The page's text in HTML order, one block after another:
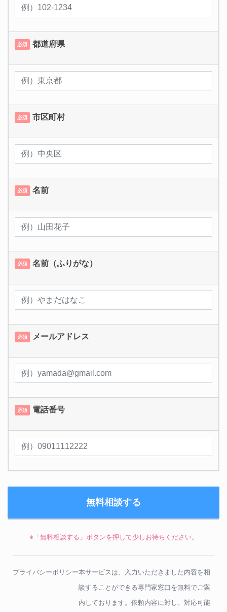
必須 都道府県
必須 市区町村
必須 名前
必須 名前（ふりがな）
必須 メールアドレス
必須 電話番号
※「無料相談する」ボタンを押して少しお待ちください。
プライバシーポリシー本サービスは、入力いただきました内容を相
談することができる専門家窓口を無料でご案
内しております。依頼内容に対し、対応可能